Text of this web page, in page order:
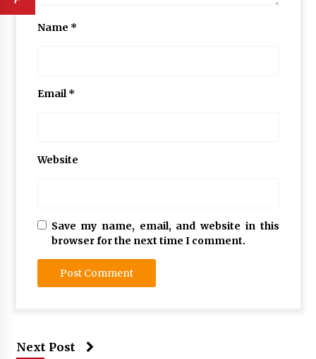
Name *
Email*
Website
Save my name, email, and website in this
browser for the next time I comment.
Next Post